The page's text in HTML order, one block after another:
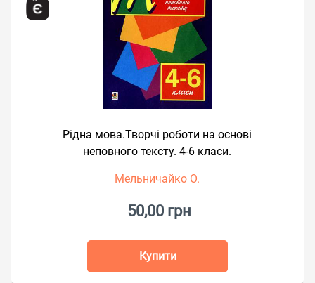
Рідна мова.Творчі роботи на основі
неповного тексту. 4-6 класи.
Мельничайко О.
50,00 грн
Купити